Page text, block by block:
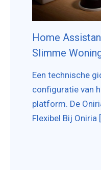
Home
Slimme
Een technische
configuratie van
platform. De
Flexibel Bij Oniria